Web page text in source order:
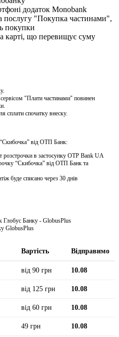
додаток Monobank
послугу "Покупка частинами",
покупки
карті, що перевищує суму
"Плати частинами" повинен
сплати спочатку внеску.
від ОТП Банк:
розстрочки в застосунку OTP Bank UA
“Скибочка” від ОТП Банк та
буде списано через 30 днів
Глобус Банку - GlobusPlus
GlobusPlus
Вартість Відправимо
від 90 грн 10.08
від 125 грн 10.08
від 60 грн 10.08
49 грн 10.08